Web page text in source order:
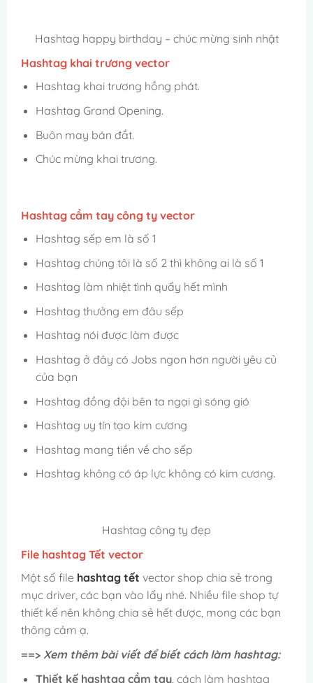
Hashtag happy birthday – chúc mừng sinh nhật
Hashtag khai trương vector
Hashtag khai trương hồng phát.
Hashtag Grand Opening.
Buôn may bán đắt.
Chúc mừng khai trương.
Hashtag cầm tay công ty vector
Hashtag sếp em là số 1
Hashtag chúng tôi là số 2 thì không ai là số 1
Hashtag làm nhiệt tình quẩy hết mình
Hashtag thưởng em đâu sếp
Hashtag nói được làm được
Hashtag ở đây có Jobs ngon hơn người yêu củ
của bạn
Hashtag đồng đội bên ta ngại gì sóng gió
Hashtag uy tín tạo kim cương
Hashtag mang tiền về cho sếp
Hashtag không có áp lực không có kim cương.
Hashtag công ty đẹp
File hashtag Tết vector
Một số file hashtag tết vector shop chia sẻ trong
mục driver, các bạn vào lấy nhé. Nhiều file shop tự
thiết kế nên không chia sẻ hết được, mong các bạn
thông cảm ạ.
==> Xem thêm bài viết để biết cách làm hashtag:
Thiết kế hashtag cầm tay, cách làm hashtag